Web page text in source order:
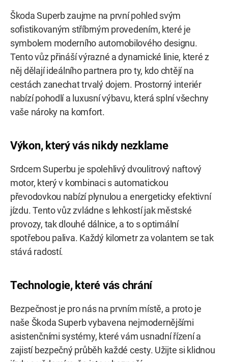
Škoda Superb zaujme na první pohled svým
sofistikovaným stříbrným provedením, které je
symbolem moderního automobilového designu.
Tento vůz přináší výrazné a dynamické linie, které z
něj dělají ideálního partnera pro ty, kdo chtějí na
cestách zanechat trvalý dojem. Prostorný interiér
nabízí pohodlí a luxusní výbavu, která splní všechny
vaše nároky na komfort.
Výkon, který vás nikdy nezklame
Srdcem Superbu je spolehlivý dvoulitrový naftový
motor, který v kombinaci s automatickou
převodovkou nabízí plynulou a energeticky efektivní
jízdu. Tento vůz zvládne s lehkostí jak městské
provozy, tak dlouhé dálnice, a to s optimální
spotřebou paliva. Každý kilometr za volantem se tak
stává radostí.
Technologie, které vás chrání
Bezpečnost je pro nás na prvním místě, a proto je
naše Škoda Superb vybavena nejmodernějšími
asistenčními systémy, které vám usnadní řízení a
zajistí bezpečný průběh každé cesty. Užijte si klidnou